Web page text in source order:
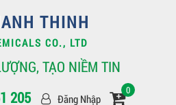
THINH
CO., LTD
TẠO NIỀM TIN
205
Đăng Nhập
0